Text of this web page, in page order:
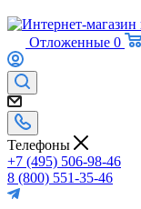
Отложенные 0
Телефоны
+7 (495) 506-98-46
8 (800) 551-35-46